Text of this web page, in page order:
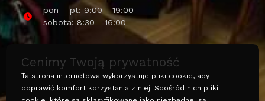
pon – pt: 9:00 - 19:00
sobota: 8:30 - 16:00
Cenimy Twoją prywatność
Ta strona internetowa wykorzystuje pliki cookie, aby
poprawić komfort korzystania z niej. Spośród nich pliki